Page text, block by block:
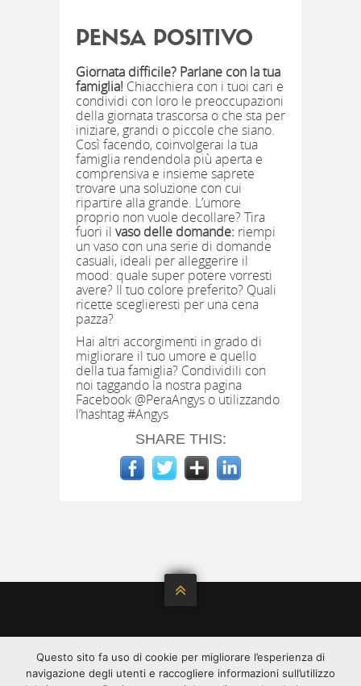
PENSA POSITIVO
Giornata difficile? Parlane con la tua
famiglia! Chiacchiera con i tuoi cari e
condividi con loro le preoccupazioni
della giornata trascorsa o che sta per
iniziare, grandi o piccole che siano.
Così facendo, coinvolgerai la tua
famiglia rendendola più aperta e
comprensiva e insieme saprete
trovare una soluzione con cui
ripartire alla grande. L’umore
proprio non vuole decollare? Tira
fuori il vaso delle domande: riempi
un vaso con una serie di domande
casuali, ideali per alleggerire il
mood: quale super potere vorresti
avere? Il tuo colore preferito? Quali
ricette sceglieresti per una cena
pazza?
Hai altri accorgimenti in grado di
migliorare il tuo umore e quello
della tua famiglia? Condividili con
noi taggando la nostra pagina
Facebook @PeraAngys o utilizzando
l’hashtag #Angys
SHARE THIS:

ANGYS È DISTRIBUITA DASPREAFICOSPREAFICO
FRANCESCO & F.LLI SPA - VIA C. LOMBROSO, 54 -
Questo sito fa uso di cookie per migliorare l’esperienza di
navigazione degli utenti e raccogliere informazioni sull’utilizzo